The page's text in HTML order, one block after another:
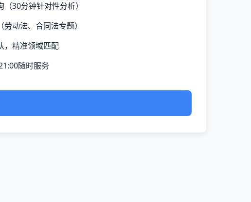
30分钟针对性分析）
动法、合同法专题）
，精准领域匹配
随时服务